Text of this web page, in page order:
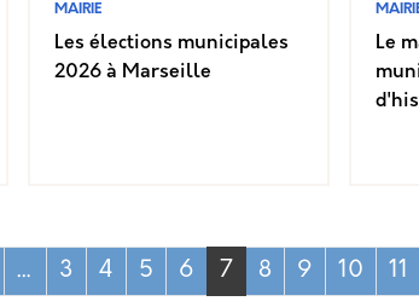
MAIRIE
Les élections municipales
2026 à Marseille
Le
Page précédente
… 3 4 5 6 7 8 9 10 11